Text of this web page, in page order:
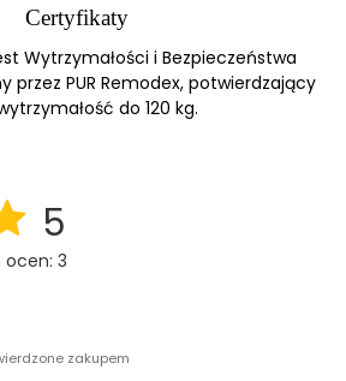
Certyfikaty
Wytrzymałości i Bezpieczeństwa
przez PUR Remodex, potwierdzający
do 120 kg.
5
3
zakupem